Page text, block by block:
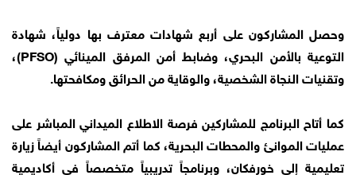
وحصل المشاركون على أربع شهادات معترف بها دولياً، شهادة
التوعية بالأمن البحري، وضابط أمن المرفق المينائي (PFSO)،
وتقنيات النجاة الشخصية، والوقاية من الحرائق ومكافحتها.
كما أتاح البرنامج للمشاركين فرصة الاطلاع الميداني المباشر على
عمليات الموانئ والمحطات البحرية، كما أتم المشاركون أيضاً زيارة
تعليمية إلى خورفكان، وبرنامجاً تدريبياً متخصصاً في أكاديمية